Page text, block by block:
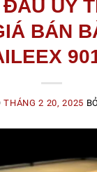
UY
BÁN
THÁNG 2 20, 2025